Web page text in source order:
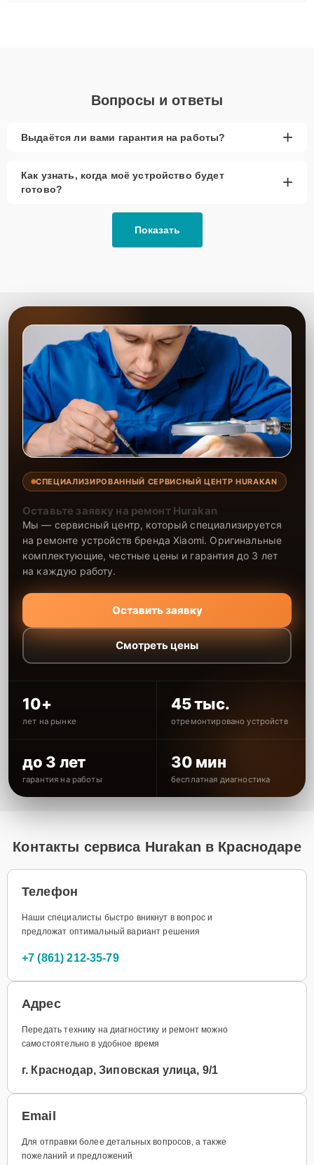
Вопросы и ответы
Выдаётся ли вами гарантия на работы? +
Как узнать, когда моё устройство будет
готово?
+
Показать
СПЕЦИАЛИЗИРОВАННЫЙ СЕРВИСНЫЙ ЦЕНТР HURAKAN
Оставьте заявку на ремонт Hurakan
Мы — сервисный центр, который специализируется
на ремонте устройств бренда Xiaomi. Оригинальные
комплектующие, честные цены и гарантия до 3 лет
на каждую работу.
Оставить заявку
Смотреть цены
10+
лет на рынке
45 тыс.
отремонтировано устройств
до 3 лет
гарантия на работы
30 мин
бесплатная диагностика
Контакты сервиса Hurakan в Краснодаре
Телефон
Наши специалисты быстро вникнут в вопрос и
предложат оптимальный вариант решения
+7 (861) 212-35-79
Адрес
Передать технику на диагностику и ремонт можно
самостоятельно в удобное время
г. Краснодар, Зиповская улица, 9/1
Email
Для отправки более детальных вопросов, а также
пожеланий и предложений